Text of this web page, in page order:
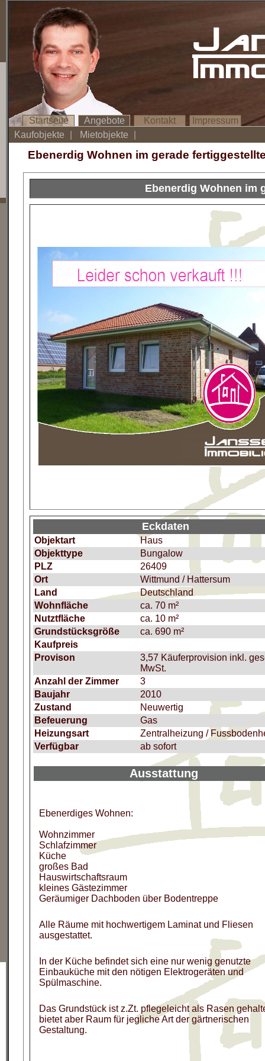
Startseite Angebote Kontakt
Impressum
Kaufobjekte
Mietobjekte
Ebenerdig Wohnen im gerade
Ebenerdig Wohnen im
Eckdaten
Objektart
Haus
Objekttype
Bungalow
PLZ
26409
Ort
Wittmund / Hattersum
Land
Deutschland
Wohnfläche
ca. 70 m²
Nutztfläche
ca. 10 m²
Grundstücksgröße
ca. 690 m²
Kaufpreis
Provison
3,57 Käuferprovision inkl.
MwSt.
Anzahl der Zimmer
3
Baujahr
2010
Zustand
Neuwertig
Befeuerung
Gas
Heizungsart
Zentralheizung /
Verfügbar
ab sofort
Ausstattung
Ebenerdiges Wohnen:
Wohnzimmer
Schlafzimmer
Küche
großes Bad
Hauswirtschaftsraum
kleines Gästezimmer
Geräumiger Dachboden über Bodentreppe
Alle Räume mit hochwertigem Laminat und Fliesen
ausgestattet.
In der Küche befindet sich eine nur wenig genutzte
Einbauküche mit den nötigen Elektrogeräten und
Spülmaschine.
Das Grundstück ist z.Zt. pflegeleicht als Rasen
bietet aber Raum für jegliche Art der gärtnerischen
Gestaltung.